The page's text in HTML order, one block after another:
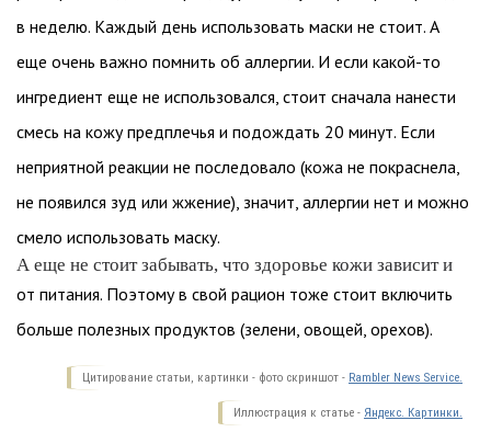
в неделю. Каждый день использовать маски не стоит. А
еще очень важно помнить об аллергии. И если какой-то
ингредиент еще не использовался, стоит сначала нанести
смесь на кожу предплечья и подождать 20 минут. Если
неприятной реакции не последовало (кожа не покраснела,
не появился зуд или жжение), значит, аллергии нет и можно
смело использовать маску.
А еще не стоит забывать, что здоровье кожи зависит и
от питания. Поэтому в свой рацион тоже стоит включить
больше полезных продуктов (зелени, овощей, орехов).
Цитирование статьи, картинки - фото скриншот - Rambler News Service.
Иллюстрация к статье - Яндекс. Картинки.